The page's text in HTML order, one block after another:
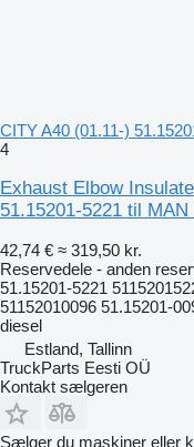
CITY A40 (01.11-)
4
Exhaust Elbow
51.15201-5221 til
42,74 € ≈ 319,50 kr.
Reservedele - anden
51.15201-5221
51152010096 51.15201-
diesel
Estland, Tallinn
TruckParts Eesti OÜ
Kontakt sælgeren
Sælger du maskiner eller